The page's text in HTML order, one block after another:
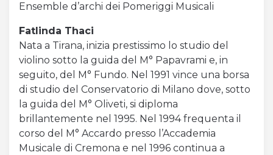
Ensemble d’archi dei Pomeriggi Musicali
Fatlinda Thaci
Nata a Tirana, inizia prestissimo lo studio del
violino sotto la guida del M° Papavrami e, in
seguito, del M° Fundo. Nel 1991 vince una borsa
di studio del Conservatorio di Milano dove, sotto
la guida del M° Oliveti, si diploma
brillantemente nel 1995. Nel 1994 frequenta il
corso del M° Accardo presso l’Accademia
Musicale di Cremona e nel 1996 continua a